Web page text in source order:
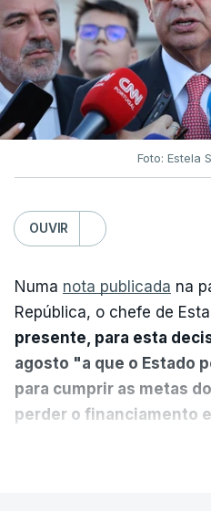
Foto: Estela
OUVIR
Numa nota publicada na
República, o chefe de
presente, para esta
agosto "a que o Estado
para cumprir as metas
perder o financiamento